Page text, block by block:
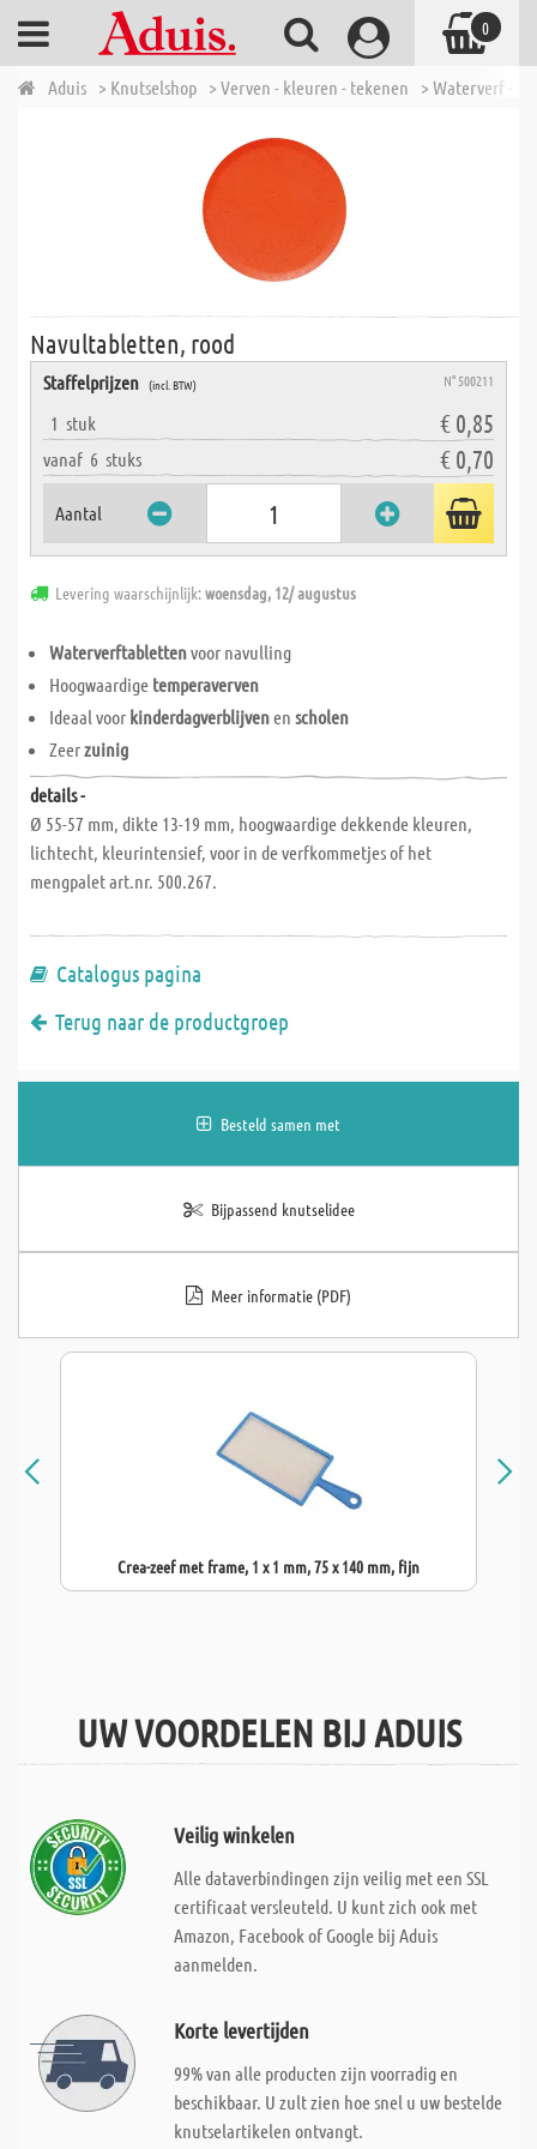
Aduis > Knutselshop > Verven - kleuren - tekenen > Waterverf -
Navultabletten, rood
Staffelprijzen (incl. BTW) N° 500211
1 stuk € 0,85
vanaf 6 stuks € 0,70
Aantal
Levering waarschijnlijk:woensdag, 12/ augustus
Waterverftablettenvoor navulling
Hoogwaardige temperaverven
Ideaal voor kinderdagverblijvenen scholen
Zeerzuinig
details -
Ø 55-57 mm, dikte 13-19 mm, hoogwaardige dekkende kleuren,
lichtecht, kleurintensief, voor in de verfkommetjes of het
mengpalet art.nr. 500.267.
Catalogus pagina
Terug naar de productgroep
Besteld samen met
Bijpassend knutselidee
Meer informatie (PDF)
Crea-zeef met frame, 1 x 1 mm, 75 x 140 mm, fijn
UW VOORDELEN BIJ ADUIS
Veilig winkelen
Alle dataverbindingen zijn veilig met een SSL
certificaat versleuteld. U kunt zich ook met
Amazon, Facebook of Google bij Aduis
aanmelden.
Korte levertijden
99% van alle producten zijn voorradig en
beschikbaar. U zult zien hoe snel u uw bestelde
knutselartikelen ontvangt.
0